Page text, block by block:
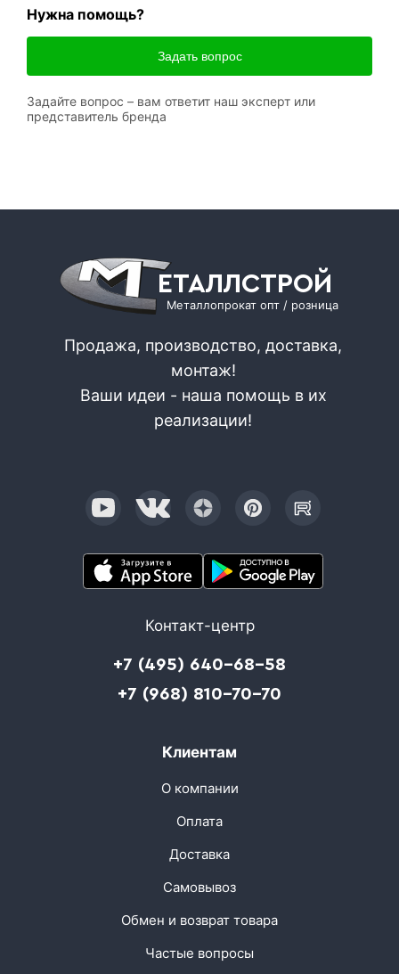
Нужна помощь?
Задать вопрос
Задайте вопрос – вам ответит наш эксперт или
представитель бренда
ЕТАЛЛСТРОЙ
Металлопрокат опт / розница
Продажа, производство, доставка,
монтаж!
Ваши идеи - наша помощь в их
реализации!
Контакт-центр
+7 (495) 640-68-58
+7 (968) 810-70-70
Клиентам
О компании
Оплата
Доставка
Самовывоз
Обмен и возврат товара
Частые вопросы